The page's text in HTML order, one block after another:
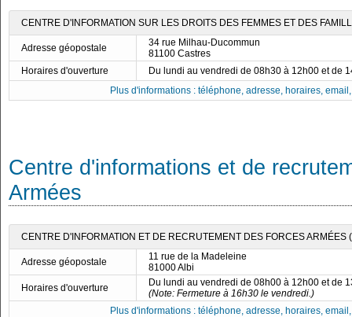
CENTRE D'INFORMATION SUR LES DROITS DES FEMMES ET DES
Adresse géopostale
34 rue Milhau-Ducommun
81100 Castres
Horaires d'ouverture
Du lundi au vendredi de 08h30 à 12h00 et de
Plus d'informations : téléphone, adresse, horaires,
Centre d'informations et de
Armées
CENTRE D'INFORMATION ET DE RECRUTEMENT DES FORCES ARMÉES
Adresse géopostale
11 rue de la Madeleine
81000 Albi
Horaires d'ouverture
Du lundi au vendredi de 08h00 à 12h00 et de
(Note: Fermeture à 16h30 le vendredi.)
Plus d'informations : téléphone, adresse, horaires,